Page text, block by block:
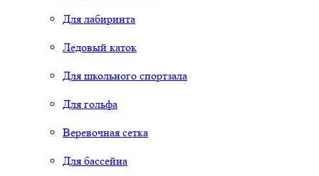
Для лабиринта
Ледовый каток
Для школьного спортзала
Для гольфа
Веревочная сетка
Для бассейна